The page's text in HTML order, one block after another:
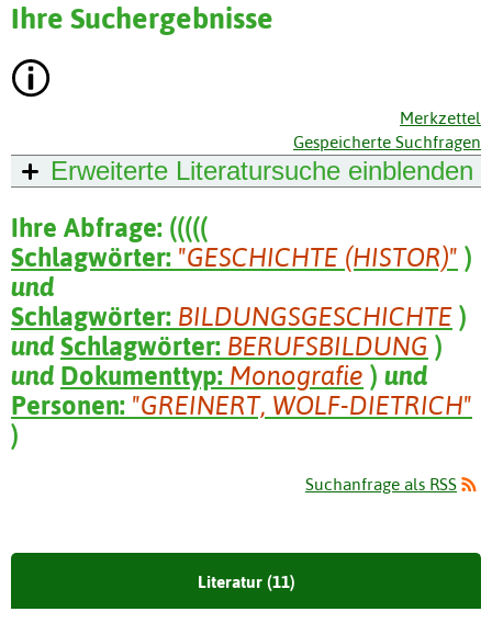
Ihre Suchergebnisse
Merkzettel
Gespeicherte Suchfragen
Erweiterte Literatursuche einblenden
Ihre Abfrage: (((((
Schlagwörter: "GESCHICHTE (HISTOR)" )
und
Schlagwörter: BILDUNGSGESCHICHTE )
und Schlagwörter: BERUFSBILDUNG )
und Dokumenttyp: Monografie ) und
Personen: "GREINERT, WOLF-DIETRICH"
)
Suchanfrage als RSS
Literatur (11)